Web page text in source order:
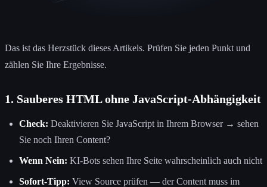
Das ist das Herzstück dieses Artikels. Prüfen Sie jeden Punkt und
zählen Sie Ihre Ergebnisse.
1. Sauberes HTML ohne JavaScript-Abhängigkeit
Check: Deaktivieren Sie JavaScript in Ihrem Browser → sehen
Sie noch Ihren Content?
Wenn Nein: KI-Bots sehen Ihre Seite wahrscheinlich auch nicht
Sofort-Tipp: View Source prüfen — der Content muss im